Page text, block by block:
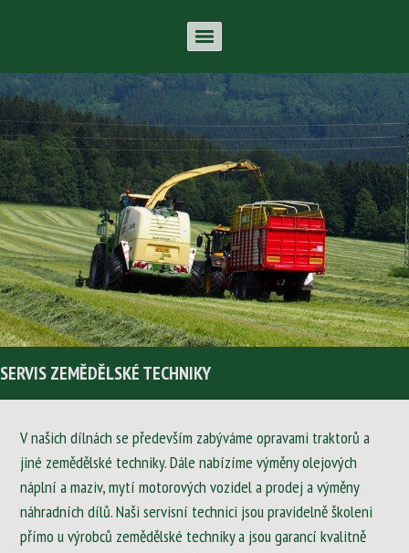
SERVIS ZEMĚDĚLSKÉ TECHNIKY
V našich dílnách se především zabýváme opravami traktorů a
jiné zemědělské techniky. Dále nabízíme výměny olejových
náplní a maziv, mytí motorových vozidel a prodej a výměny
náhradních dílů. Naši servisní technici jsou pravidelně školeni
přímo u výrobců zemědělské techniky a jsou garancí kvalitně